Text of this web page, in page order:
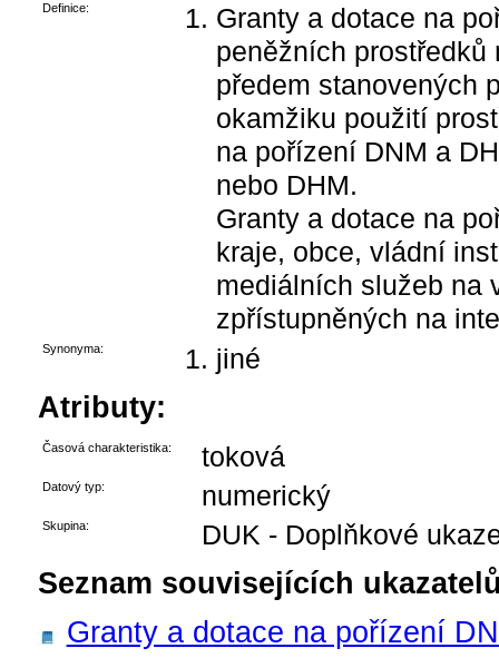
Definice:
Granty a dotace na
peněžních
předem stanovených
okamžiku použití
na pořízení DNM a
nebo DHM.
Granty a dotace na
kraje, obce, vládní
mediálních služeb na
zpřístupněných na
Synonyma: jiné
Atributy:
Časová charakteristika: toková
Datový typ: numerický
Skupina: DUK - Doplňkové
Seznam souvisejících
Granty a dotace na pořízení